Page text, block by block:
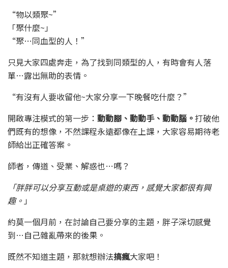
“物以類聚~”
「聚什麼~」
“聚…同血型的人！”
只見大家四處奔走，為了找到同類型的人，有時會有人落
單…露出無助的表情。
“有沒有人要收留他~大家分享一下晚餐吃什麼？”
開啟專注模式的第一步： 動動腳、動動手、動動腦。打破他
們既有的想像，不然課程永遠都像在上課，大家容易期待老
師給出正確答案。
師者，傳道、受業、解惑也…嗎？
「胖胖可以分享互動或是桌遊的東西，感覺大家都很有興
趣。 」
約莫一個月前，在討論自己要分享的主題，胖子深切感覺
到…自己雜亂帶來的後果。
既然不知道主題，那就想辦法搞瘋大家吧！